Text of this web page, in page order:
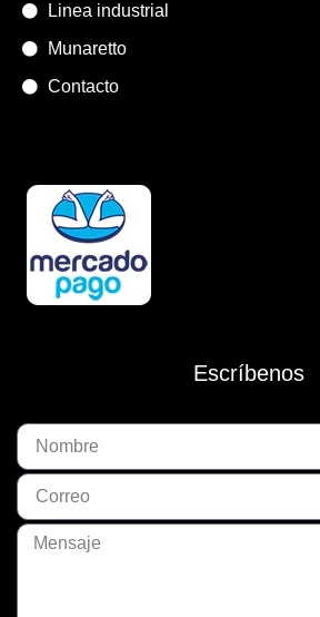
Linea industrial
Munaretto
Contacto
Escríbenos